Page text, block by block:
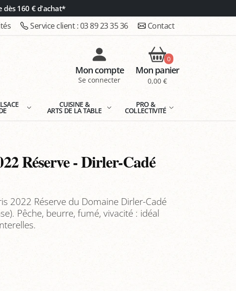
dès 160 € d'achat*
Service client :03 89 23 35 36 Contact
Mon compte
Se connecter
0
Mon panier
0,00 €
CUISINE &
ARTS DE LA TABLE
PRO &
COLLECTIVITÉ
Réserve - Dirler-Cadé
2022 Réserve du Domaine Dirler-Cadé
Pêche, beurre, fumé, vivacité : idéal